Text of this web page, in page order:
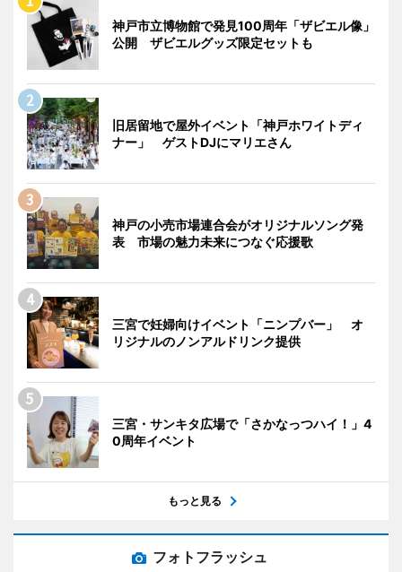
神戸市立博物館で発見100周年「ザビエル像」
公開 ザビエルグッズ限定セットも
旧居留地で屋外イベント「神戸ホワイトディ
ナー」 ゲストDJにマリエさん
神戸の小売市場連合会がオリジナルソング発
表 市場の魅力未来につなぐ応援歌
三宮で妊婦向けイベント「ニンプバー」 オ
リジナルのノンアルドリンク提供
三宮・サンキタ広場で「さかなっつハイ！」4
0周年イベント
もっと見る
フォトフラッシュ